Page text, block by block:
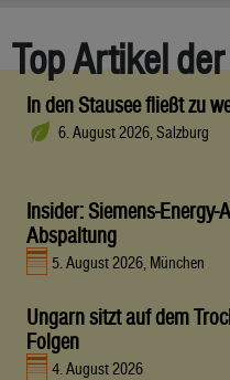
Top Artikel
In den Stausee fließt zu
6. August 2026, Salzburg
Insider: Siemens-
Abspaltung
5. August 2026, München
Ungarn sitzt auf dem
Folgen
4. August 2026